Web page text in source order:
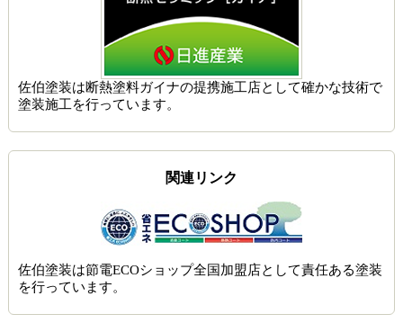
佐伯塗装は断熱塗料ガイナの提携施工店として確かな技術で
塗装施工を行っています。
関連リンク
佐伯塗装は節電ECOショップ全国加盟店として責任ある塗装
を行っています。